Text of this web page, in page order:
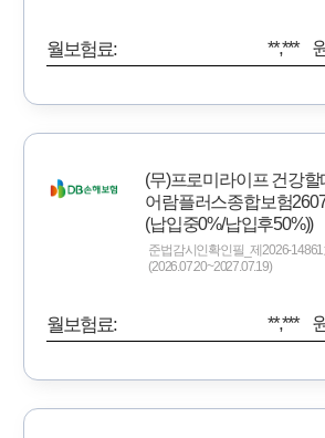
월보험료: **,***
(무)프로미라이프 건강
어람플러스종합보험
(납입중0%/납입후50%))
준법감시인확인필_제2026-
(2026.07.20~2027.07.19)
월보험료: **,***